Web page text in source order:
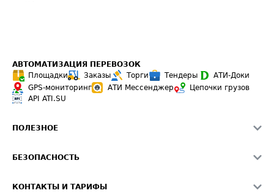
АВТОМАТИЗАЦИЯ ПЕРЕВОЗОК
Площадки
Заказы Торги Тендеры
АТИ-Доки
GPS-мониторинг
АТИ Мессенджер
Цепочки грузов
API ATI.SU
ПОЛЕЗНОЕ
Звезды ATI.SU на вашем сайте
БЕЗОПАСНОСТЬ
КОНТАКТЫ И ТАРИФЫ